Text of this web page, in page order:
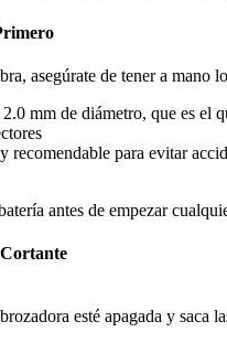
asegúrate de tener a mano
mm de diámetro, que es el
recomendable para evitar
antes de empezar
esté apagada y saca